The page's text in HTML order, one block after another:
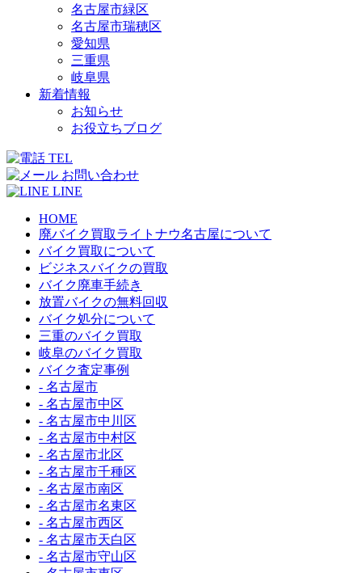
名古屋市緑区
名古屋市瑞穂区
愛知県
三重県
岐阜県
新着情報
お知らせ
お役立ちブログ
TEL
お問い合わせ
LINE
HOME
廃バイク買取ライトナウ名古屋について
バイク買取について
ビジネスバイクの買取
バイク廃車手続き
放置バイクの無料回収
バイク処分について
三重のバイク買取
岐阜のバイク買取
バイク査定事例
- 名古屋市
- 名古屋市中区
- 名古屋市中川区
- 名古屋市中村区
- 名古屋市北区
- 名古屋市千種区
- 名古屋市南区
- 名古屋市名東区
- 名古屋市西区
- 名古屋市天白区
- 名古屋市守山区